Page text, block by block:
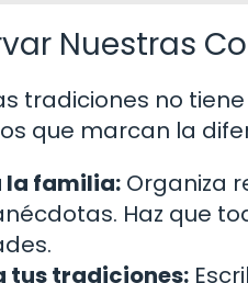
Nuestras
tradiciones no
que marcan la
la familia: Organiza
Haz que
tus tradiciones: